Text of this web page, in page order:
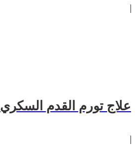
علاج تورم القدم السكري